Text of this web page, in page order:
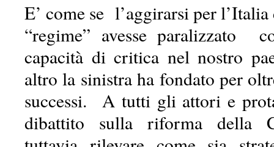
E’ come se l’aggirarsi per
“regime” avesse paralizzato
capacità di critica nel nostro
altro la sinistra ha fondato per
successi. A tutti gli attori e
dibattito sulla riforma della